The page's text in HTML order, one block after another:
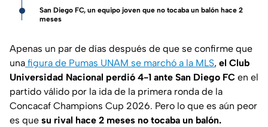
San Diego FC, un equipo joven que no tocaba un balón hace 2
meses
Apenas un par de días después de que se confirme que
una figura de Pumas UNAM se marchó a la MLS, el Club
Universidad Nacional perdió 4-1 ante San Diego FC en el
partido válido por la ida de la primera ronda de la
Concacaf Champions Cup 2026. Pero lo que es aún peor
es que su rival hace 2 meses no tocaba un balón.